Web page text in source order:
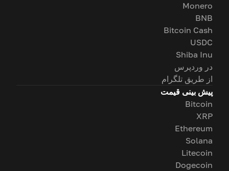
Monero
BNB
Bitcoin Cash
USDC
Shiba Inu
در وردپرس
از طریق تلگرام
پیش بینی قیمت
Bitcoin
XRP
Ethereum
Solana
Litecoin
Dogecoin